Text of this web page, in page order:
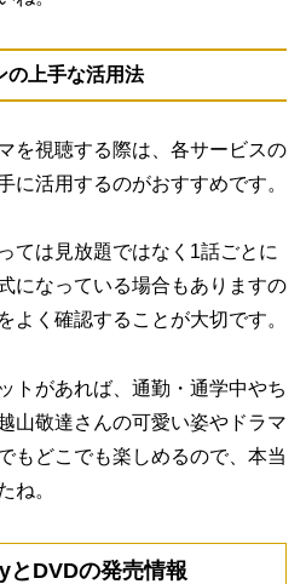
の上手な活用法
を視聴する際は、各サービスの
に活用するのがおすすめです。
ては見放題ではなく1話ごとに
になっている場合もありますの
よく確認することが大切です。
トがあれば、通勤・通学中やち
山敬達さんの可愛い姿やドラマ
もどこでも楽しめるので、本当
ね。
DVDの発売情報